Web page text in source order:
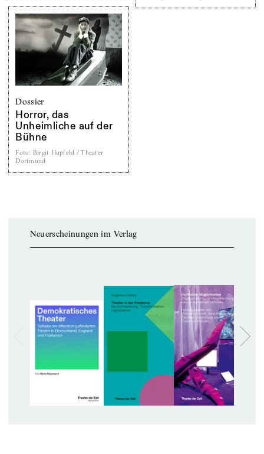
Dossier
Horror, das
Unheimliche auf der
Bühne
Foto: Birgit Hupfeld / Theater
Dortmund
Neuerscheinungen im Verlag